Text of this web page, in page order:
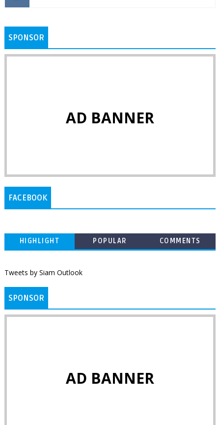
SPONSOR
AD BANNER
FACEBOOK
HIGHLIGHT POPULAR COMMENTS
Tweets by Siam Outlook
SPONSOR
AD BANNER